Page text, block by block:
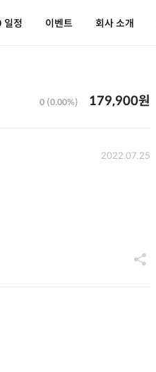
일정 이벤트 회사 소개
0 (0.00%) 179,900원
2022.07.25